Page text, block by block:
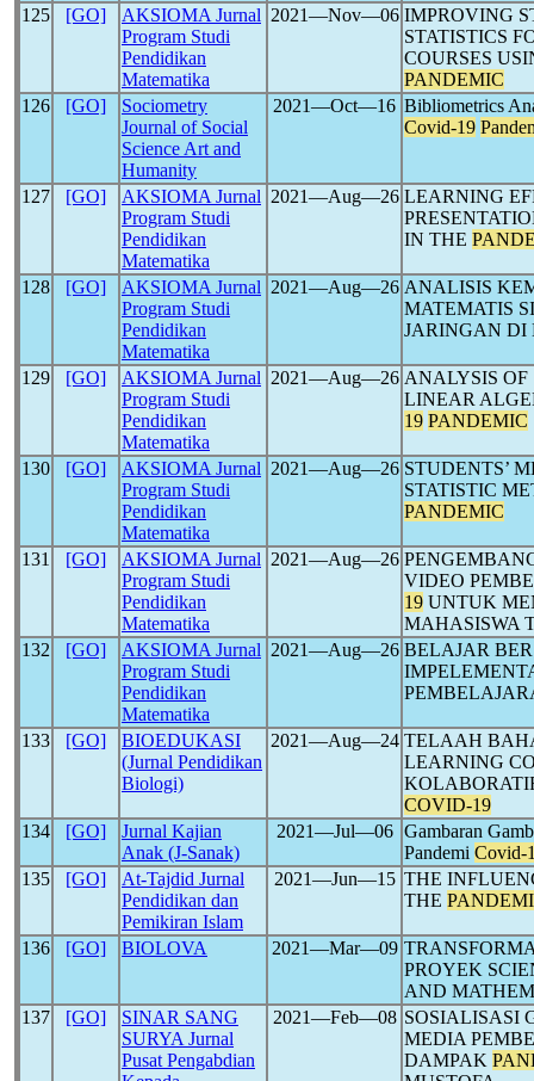
125 [GO]
AKSIOMA Jurnal
Program Studi
Pendidikan
Matematika
2021―Nov―06 IMPROVING
STATISTICS
COURSES
PANDEMIC
126
[GO]
Sociometry
Journal of Social
Science Art and
Humanity
2021―Oct―16 Bibliometrics
Covid-19
127 [GO]
AKSIOMA Jurnal
Program Studi
Pendidikan
Matematika
2021―Aug―26 LEARNING
IN THE
128 [GO]
AKSIOMA Jurnal
Program Studi
Pendidikan
Matematika
2021―Aug―26 ANALISIS
MATEMATIS
JARINGAN DI
129 [GO]
AKSIOMA Jurnal
Program Studi
Pendidikan
Matematika
2021―Aug―26 ANALYSIS
LINEAR
19 PANDEMIC
130 [GO]
AKSIOMA Jurnal
Program Studi
Pendidikan
Matematika
2021―Aug―26 STUDENTS’
STATISTIC
PANDEMIC
131 [GO]
AKSIOMA Jurnal
Program Studi
Pendidikan
Matematika
2021―Aug―26
VIDEO
19 UNTUK
MAHASISWA
132
[GO]
AKSIOMA Jurnal
Program Studi
Pendidikan
Matematika
2021―Aug―26 BELAJAR
133 [GO]
BIOEDUKASI
(Jurnal Pendidikan
Biologi)
2021―Aug―24 TELAAH
LEARNING
COVID-19
134
[GO]
Jurnal Kajian
Anak (J-Sanak)
2021―Jul―06 Gambaran
Pandemi Covid-
135
[GO]
At-Tajdid Jurnal
Pendidikan dan
Pemikiran Islam
2021―Jun―15 THE
THE
136 [GO] BIOLOVA 2021―Mar―09
PROYEK
AND
137
[GO]
SINAR SANG
SURYA Jurnal
Pusat Pengabdian
2021―Feb―08 SOSIALISASI
MEDIA
DAMPAK